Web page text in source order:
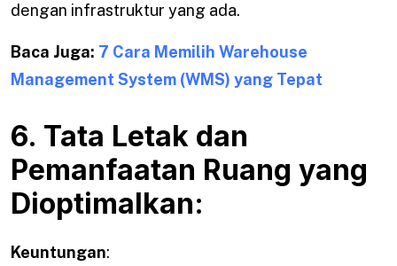
dengan infrastruktur yang ada.
Baca Juga: 7 Cara Memilih Warehouse
Management System (WMS) yang Tepat
6. Tata Letak dan
Pemanfaatan Ruang yang
Dioptimalkan:
Keuntungan: